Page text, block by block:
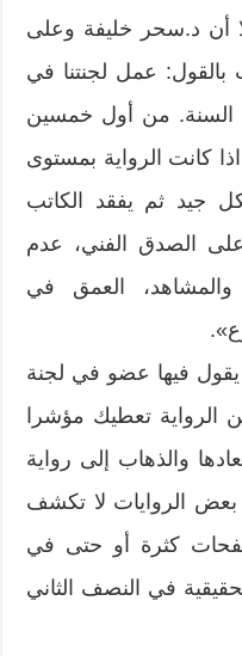
أن د.سحر خليفة وعلى
عمل لجنتنا في
السنة. من أول خمسين
كانت الرواية بمستوى
جيد ثم يفقد الكاتب
الصدق الفني، عدم
والمشاهد، العمق في
يقول فيها عضو في لجنة
الرواية تعطيك مؤشرا
والذهاب إلى رواية
الروايات لا تكشف
كثرة أو حتى في
في النصف الثاني